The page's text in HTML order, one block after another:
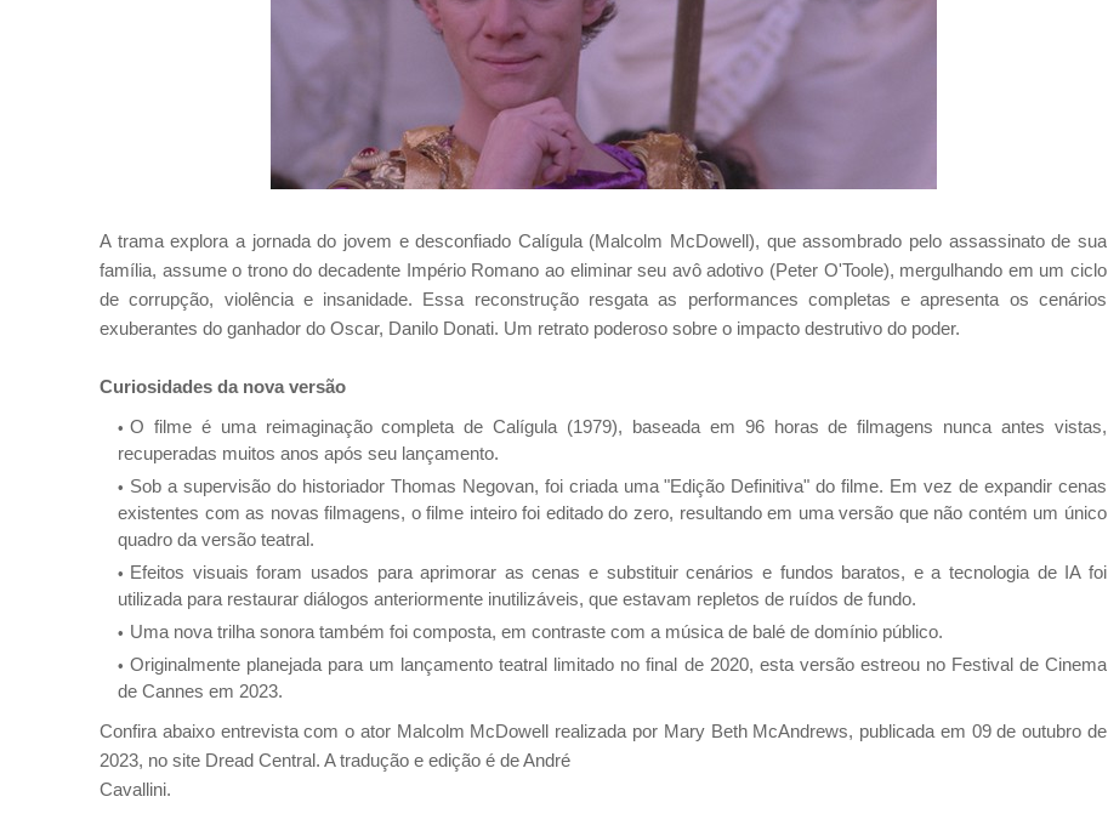
A trama explora a jornada do jovem e desconfiado Calígula (Malcolm McDowell), que assombrado pelo assassinato de sua
família, assume o trono do decadente Império Romano ao eliminar seu avô adotivo (Peter O'Toole), mergulhando em um ciclo
de corrupção, violência e insanidade. Essa reconstrução resgata as performances completas e apresenta os cenários
exuberantes do ganhador do Oscar, Danilo Donati. Um retrato poderoso sobre o impacto destrutivo do poder.
Curiosidades da nova versão
O filme é uma reimaginação completa de Calígula (1979), baseada em 96 horas de filmagens nunca antes vistas,
recuperadas muitos anos após seu lançamento.
Sob a supervisão do historiador Thomas Negovan, foi criada uma "Edição Definitiva" do filme. Em vez de expandir cenas
existentes com as novas filmagens, o filme inteiro foi editado do zero, resultando em uma versão que não contém um único
quadro da versão teatral.
Efeitos visuais foram usados para aprimorar as cenas e substituir cenários e fundos baratos, e a tecnologia de IA foi
utilizada para restaurar diálogos anteriormente inutilizáveis, que estavam repletos de ruídos de fundo.
Uma nova trilha sonora também foi composta, em contraste com a música de balé de domínio público.
Originalmente planejada para um lançamento teatral limitado no final de 2020, esta versão estreou no Festival de Cinema
de Cannes em 2023.
Confira abaixo entrevista com o ator Malcolm McDowell realizada por Mary Beth McAndrews, publicada em 09 de outubro de
2023, no site Dread Central. A tradução e edição é de André
Cavallini.